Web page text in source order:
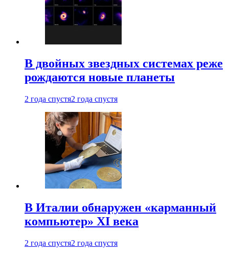
В двойных звездных системах реже
рождаются новые планеты
2 года спустя2 года спустя
В Италии обнаружен «карманный
компьютер» XI века
2 года спустя2 года спустя